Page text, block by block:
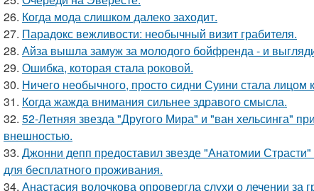
26. Когда мода слишком далеко заходит.
27. Парадокс вежливости: необычный визит грабителя.
28. Айза вышла замуж за молодого бойфренда - и
29. Ошибка, которая стала роковой.
30. Ничего необычного, просто сидни Суини стала лицом
31. Когда жажда внимания сильнее здравого смысла.
32. 52-Летняя звезда "Другого Мира" и "ван хельсинга"
внешностью.
33. Джонни депп предоставил звезде "Анатомии
для бесплатного проживания.
34. Анастасия волочкова опровергла слухи о лечении за